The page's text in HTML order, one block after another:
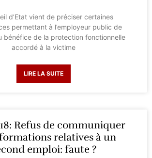
d’Etat vient de préciser certaines
permettant à l’employeur public de
bénéfice de la protection fonctionnelle
accordé à la victime
LIRE LA SUITE
Refus de communiquer
relatives à un
emploi: faute ?